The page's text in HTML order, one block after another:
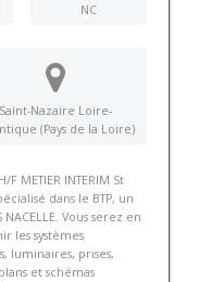
NC
Saint-Nazaire Loire-
(Pays de la Loire)
F METIER INTERIM St
dans le BTP, un
NACELLE. Vous serez en
les systèmes
luminaires, prises,
et schémas